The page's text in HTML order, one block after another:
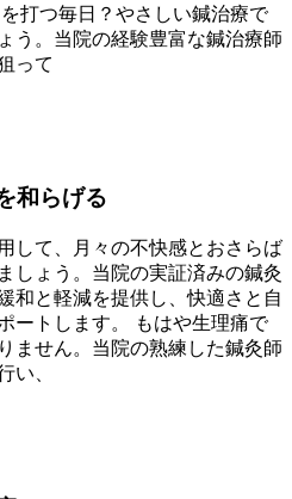
打つ毎日？やさしい鍼治療で
う。当院の経験豊富な鍼治療師
って
和らげる
して、月々の不快感とおさらば
しょう。当院の実証済みの鍼灸
和と軽減を提供し、快適さと自
ートします。 もはや生理痛で
ません。当院の熟練した鍼灸師
い、